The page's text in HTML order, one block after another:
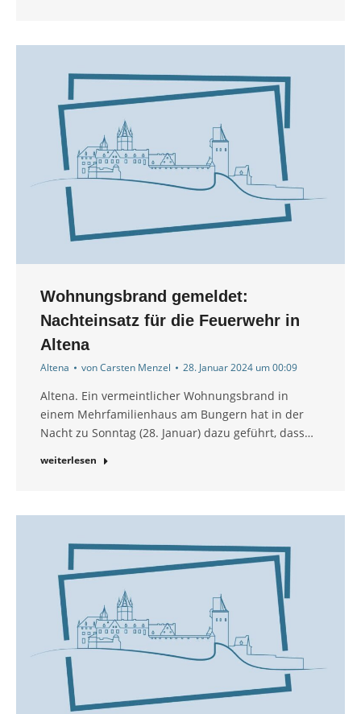
Wohnungsbrand gemeldet:
Nachteinsatz für die Feuerwehr in
Altena
Altena vonCarsten Menzel 28. Januar 2024 um 00:09
Altena. Ein vermeintlicher Wohnungsbrand in
einem Mehrfamilienhaus am Bungern hat in der
Nacht zu Sonntag (28. Januar) dazu geführt, dass…
weiterlesen